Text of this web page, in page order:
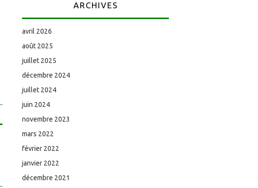
ARCHIVES
avril 2026
août 2025
juillet 2025
décembre 2024
juillet 2024
juin 2024
novembre 2023
mars 2022
février 2022
janvier 2022
décembre 2021